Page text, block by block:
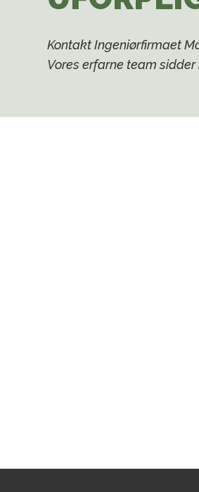
Kontakt Ingeniørfirmaet
Vores erfarne team